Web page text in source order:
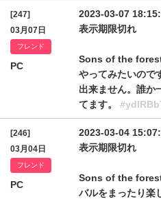
[247]
03月07日
フレンド
PC
2023-03-07
表示期限切れ
Sons of the forest
やってみたいので
出来ません。誰か
てます。
[246]
03月04日
フレンド
PC
2023-03-04
表示期限切れ
Sons of the forest
バルをまったり楽